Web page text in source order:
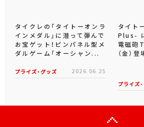
タイクレの「タイトーオンラ
インメダル」に潜って弾んで
お宝ゲット！ピンパネル型メ
ダルゲーム「オーシャン...
プライズ・グッズ 2026.06.25
タイト
Plus-
電磁砲
（金）登
プライズ